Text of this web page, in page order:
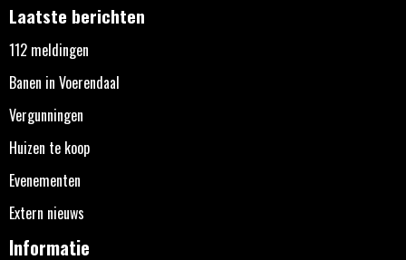
Laatste berichten
112 meldingen
Banen in Voerendaal
Vergunningen
Huizen te koop
Evenementen
Extern nieuws
Informatie